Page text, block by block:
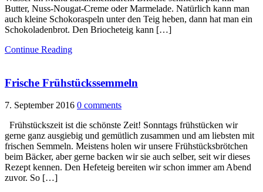
Butter, Nuss-Nougat-Creme oder Marmelade. Natürlich kann man
auch kleine Schokoraspeln unter den Teig heben, dann hat man ein
Schokoladenbrot. Den Briocheteig kann […]
Continue Reading
Frische Frühstückssemmeln
7. September 2016 0 comments
Frühstückszeit ist die schönste Zeit! Sonntags frühstücken wir
gerne ganz ausgiebig und gemütlich zusammen und am liebsten mit
frischen Semmeln. Meistens holen wir unsere Frühstücksbrötchen
beim Bäcker, aber gerne backen wir sie auch selber, seit wir dieses
Rezept kennen. Den Hefeteig bereiten wir schon immer am Abend
zuvor. So […]